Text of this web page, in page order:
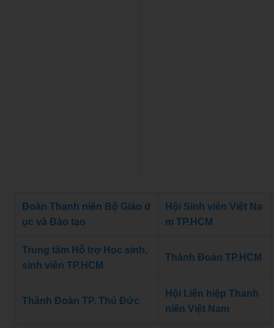
Đoàn Thanh niên Bộ Giáo d
ục và Đào tạo
Hội Sinh viên Việt Na
m TP.HCM
Trung tâm Hỗ trợ Học sinh,
sinh viên TP.HCM
Thành Đoàn TP.HCM
Thành Đoàn TP. Thủ Đức
Hội Liên hiệp Thanh
niên Việt Nam